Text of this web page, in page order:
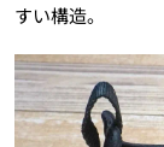
すい構造。